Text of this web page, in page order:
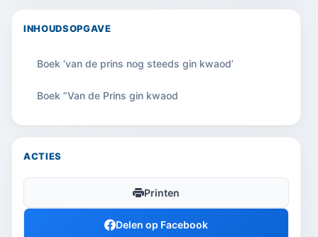
INHOUDSOPGAVE
Boek ‘van de prins nog steeds gin kwaod’
Boek ”Van de Prins gin kwaod
ACTIES
Printen
Delen op Facebook